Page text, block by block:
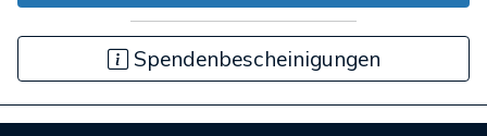
Spendenbescheinigungen